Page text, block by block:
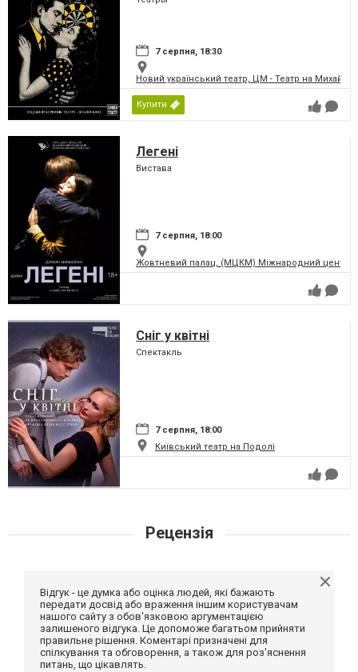
7 серпня, 18:30
Новий український театр, ЦМ - Театр на
Купити
Легені
Вистава
7 серпня, 18:00
Жовтневий палац, (МЦКМ) Міжнародний центр
Сніг у квітні
Спектакль
7 серпня, 18:00
Київський театр на Подолі
Рецензія
Відгук - це думка або оцінка людей, які бажають
передати досвід або враження іншим користувачам
нашого сайту з обов'язковою аргументацією
залишеного відгука. Це допоможе багатьом прийняти
правильне рішення. Коментарі призначені для
спілкування та обговорення, а також для роз'яснення
питань, що цікавлять.